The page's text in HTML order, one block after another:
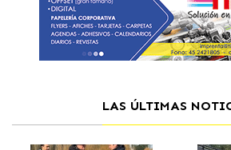
LAS ÚLTIMAS